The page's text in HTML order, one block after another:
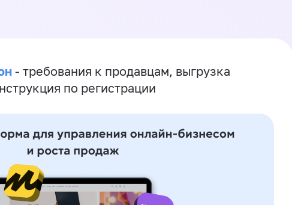
- требования к продавцам, выгрузка
по регистрации